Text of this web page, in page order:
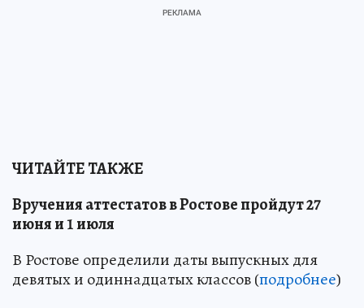
ЧИТАЙТЕ ТАКЖЕ
Вручения аттестатов в Ростове пройдут 27
июня и 1 июля
В Ростове определили даты выпускных для
девятых и одиннадцатых классов (подробнее)